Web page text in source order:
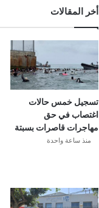
أخر المقالات
تسجيل خمس حالات
اغتصاب في حق
مهاجرات قاصرات بسبتة
منذ ساعة واحدة